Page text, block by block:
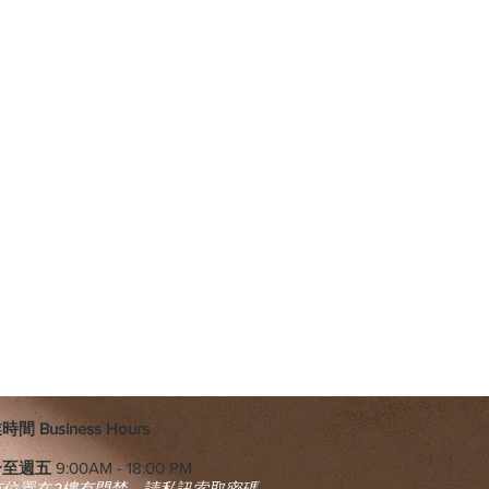
間 Business Hours
週五9:00AM - 18:00 PM